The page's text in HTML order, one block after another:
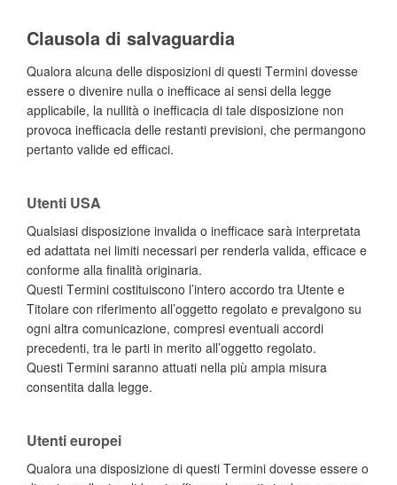
Clausola di salvaguardia
Qualora alcuna delle disposizioni di questi Termini dovesse
essere o divenire nulla o inefficace ai sensi della legge
applicabile, la nullità o inefficacia di tale disposizione non
provoca inefficacia delle restanti previsioni, che permangono
pertanto valide ed efficaci.
Utenti USA
Qualsiasi disposizione invalida o inefficace sarà interpretata
ed adattata nei limiti necessari per renderla valida, efficace e
conforme alla finalità originaria.
Questi Termini costituiscono l’intero accordo tra Utente e
Titolare con riferimento all’oggetto regolato e prevalgono su
ogni altra comunicazione, compresi eventuali accordi
precedenti, tra le parti in merito all’oggetto regolato.
Questi Termini saranno attuati nella più ampia misura
consentita dalla legge.
Utenti europei
Qualora una disposizione di questi Termini dovesse essere o